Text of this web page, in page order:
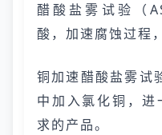
醋酸盐雾试验（
酸，加速腐蚀过程
铜加速醋酸盐雾试
中加入氯化铜，
求的产品。